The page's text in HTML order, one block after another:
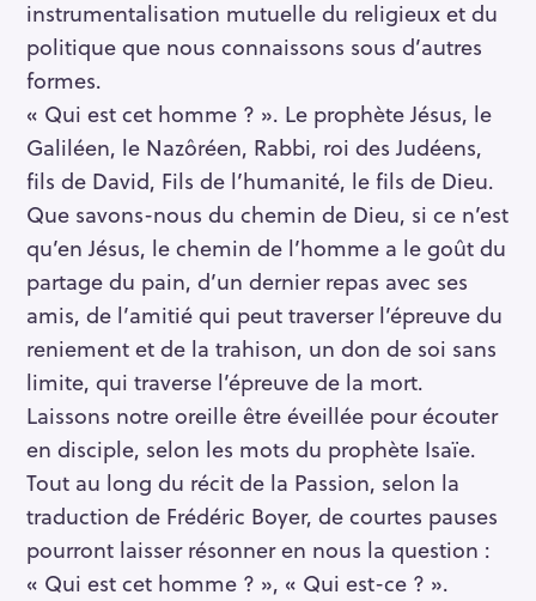
instrumentalisation mutuelle du religieux et du
politique que nous connaissons sous d’autres
formes.
« Qui est cet homme ? ». Le prophète Jésus, le
Galiléen, le Nazôréen, Rabbi, roi des Judéens,
fils de David, Fils de l’humanité, le fils de Dieu.
Que savons-nous du chemin de Dieu, si ce n’est
qu’en Jésus, le chemin de l’homme a le goût du
partage du pain, d’un dernier repas avec ses
amis, de l’amitié qui peut traverser l’épreuve du
reniement et de la trahison, un don de soi sans
limite, qui traverse l’épreuve de la mort.
Laissons notre oreille être éveillée pour écouter
en disciple, selon les mots du prophète Isaïe.
Tout au long du récit de la Passion, selon la
traduction de Frédéric Boyer, de courtes pauses
pourront laisser résonner en nous la question :
« Qui est cet homme ? », « Qui est-ce ? ».